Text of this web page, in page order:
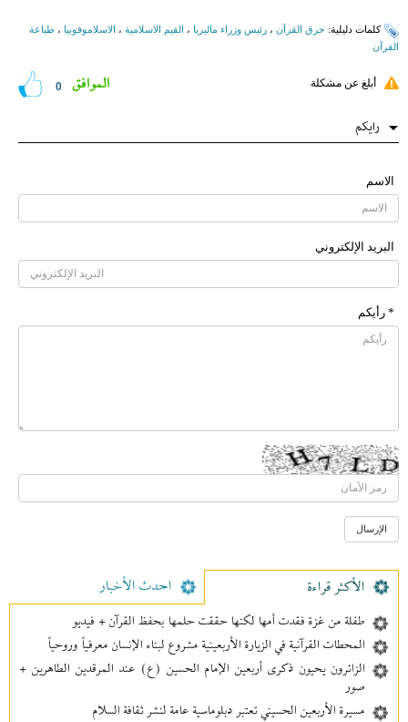
کلمات دلیلیة: حرق القرآن ، رئيس وزراء ماليزيا ، القيم الاسلامية ، الاسلاموفوبیا ، طباعة
القرآن
أبلغ عن مشكلة 0 الموافق
رایکم
الاسم
البرید الإلکتروني
* رأیکم
الأکثر قراءة احدث الأخبار
طفلة من غزة فقدت أمها لكنها حققت حلمها بحفظ القرآن + فيديو
المحطات القرآنية في الزيارة الأربعينية مشروع لبناء الإنسان معرفیاً وروحياً
الزائرون يحيون ذكرى أربعين الإمام الحسين (ع) عند المرقدين الطاهرين +
صور
مسيرة الأربعين الحسيني تعتبر دبلوماسية عامة لنشر ثقافة السلام